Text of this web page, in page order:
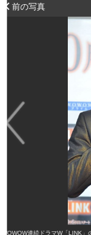
前の写真
WOWOW連続ドラマW「LINK